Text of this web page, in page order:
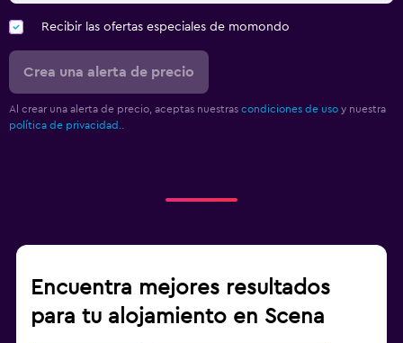
Recibir las ofertas especiales de momondo
Crea una alerta de precio
Al crear una alerta de precio, aceptas nuestras condiciones de uso y nuestra
política de privacidad.
Encuentra mejores resultados
para tu alojamiento en Scena